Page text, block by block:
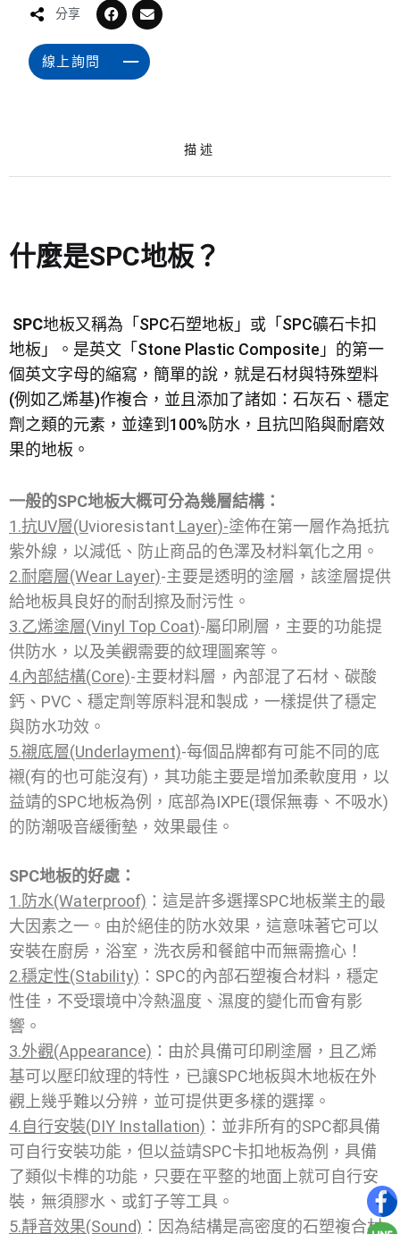
分享
線上詢問
描述
什麼是SPC地板？
SPC地板又稱為「SPC石塑地板」或「SPC礦石卡扣
地板」。是英文「Stone Plastic Composite」的第一
個英文字母的縮寫，簡單的說，就是石材與特殊塑料
(例如乙烯基)作複合，並且添加了諸如：石灰石、穩定
劑之類的元素，並達到100%防水，且抗凹陷與耐磨效
果的地板。
一般的SPC地板大概可分為幾層結構：
1.抗UV層(Uvioresistant Layer)-塗佈在第一層作為抵抗
紫外線，以減低、防止商品的色澤及材料氧化之用。
2.耐磨層(Wear Layer)-主要是透明的塗層，該塗層提供
給地板具良好的耐刮擦及耐污性。
3.乙烯塗層(Vinyl Top Coat)-屬印刷層，主要的功能提
供防水，以及美觀需要的紋理圖案等。
4.內部結構(Core)-主要材料層，內部混了石材、碳酸
鈣、PVC、穩定劑等原料混和製成，一樣提供了穩定
與防水功效。
5.襯底層(Underlayment)-每個品牌都有可能不同的底
襯(有的也可能沒有)，其功能主要是增加柔軟度用，以
益靖的SPC地板為例，底部為IXPE(環保無毒、不吸水)
的防潮吸音緩衝墊，效果最佳。
SPC地板的好處：
1.防水(Waterproof) ：這是許多選擇SPC地板業主的最
大因素之一。由於絕佳的防水效果，這意味著它可以
安裝在廚房，浴室，洗衣房和餐館中而無需擔心！
2.穩定性(Stability) ：SPC的內部石塑複合材料，穩定
性佳，不受環境中冷熱溫度、濕度的變化而會有影
響。
3.外觀(Appearance) ：由於具備可印刷塗層，且乙烯
基可以壓印紋理的特性，已讓SPC地板與木地板在外
觀上幾乎難以分辨，並可提供更多樣的選擇。
4.自行安裝(DIY Installation) ：並非所有的SPC都具備
可自行安裝功能，但以益靖SPC卡扣地板為例，具備
了類似卡榫的功能，只要在平整的地面上就可自行安
裝，無須膠水、或釘子等工具。
5.靜音效果(Sound) ：因為結構是高密度的石塑複合材